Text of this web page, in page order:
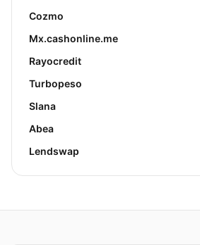
Cozmo
Mx.cashonline.me
Rayocredit
Turbopeso
Slana
Abea
Lendswap